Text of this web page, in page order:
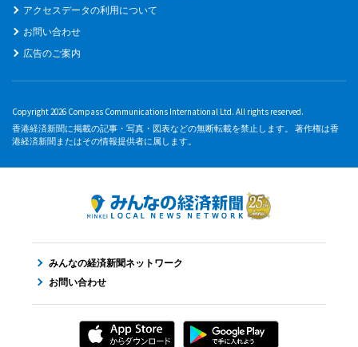
アクセスデータの利用について
お問い合わせ
広告のご案内
Copyright 2026 Compass Communications International Ltd. All rights reserved.
香港経済新聞に掲載の記事・写真・図表などの無断転載を禁止します。 著作権は香
港経済新聞またはその情報提供者に属します。
みんなの経済新聞ネットワーク
お問い合わせ